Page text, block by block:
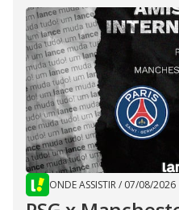
ONDE ASSISTIR/ 07/08/2026